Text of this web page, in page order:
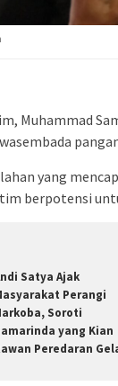
Muhammad
yang
berpotensi
Satya Ajak
Perangi
Soroti
yang Kian
Peredaran